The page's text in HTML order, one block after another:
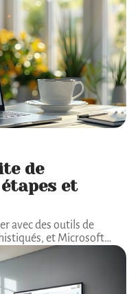
de
et
avec des outils de
et Microsoft…